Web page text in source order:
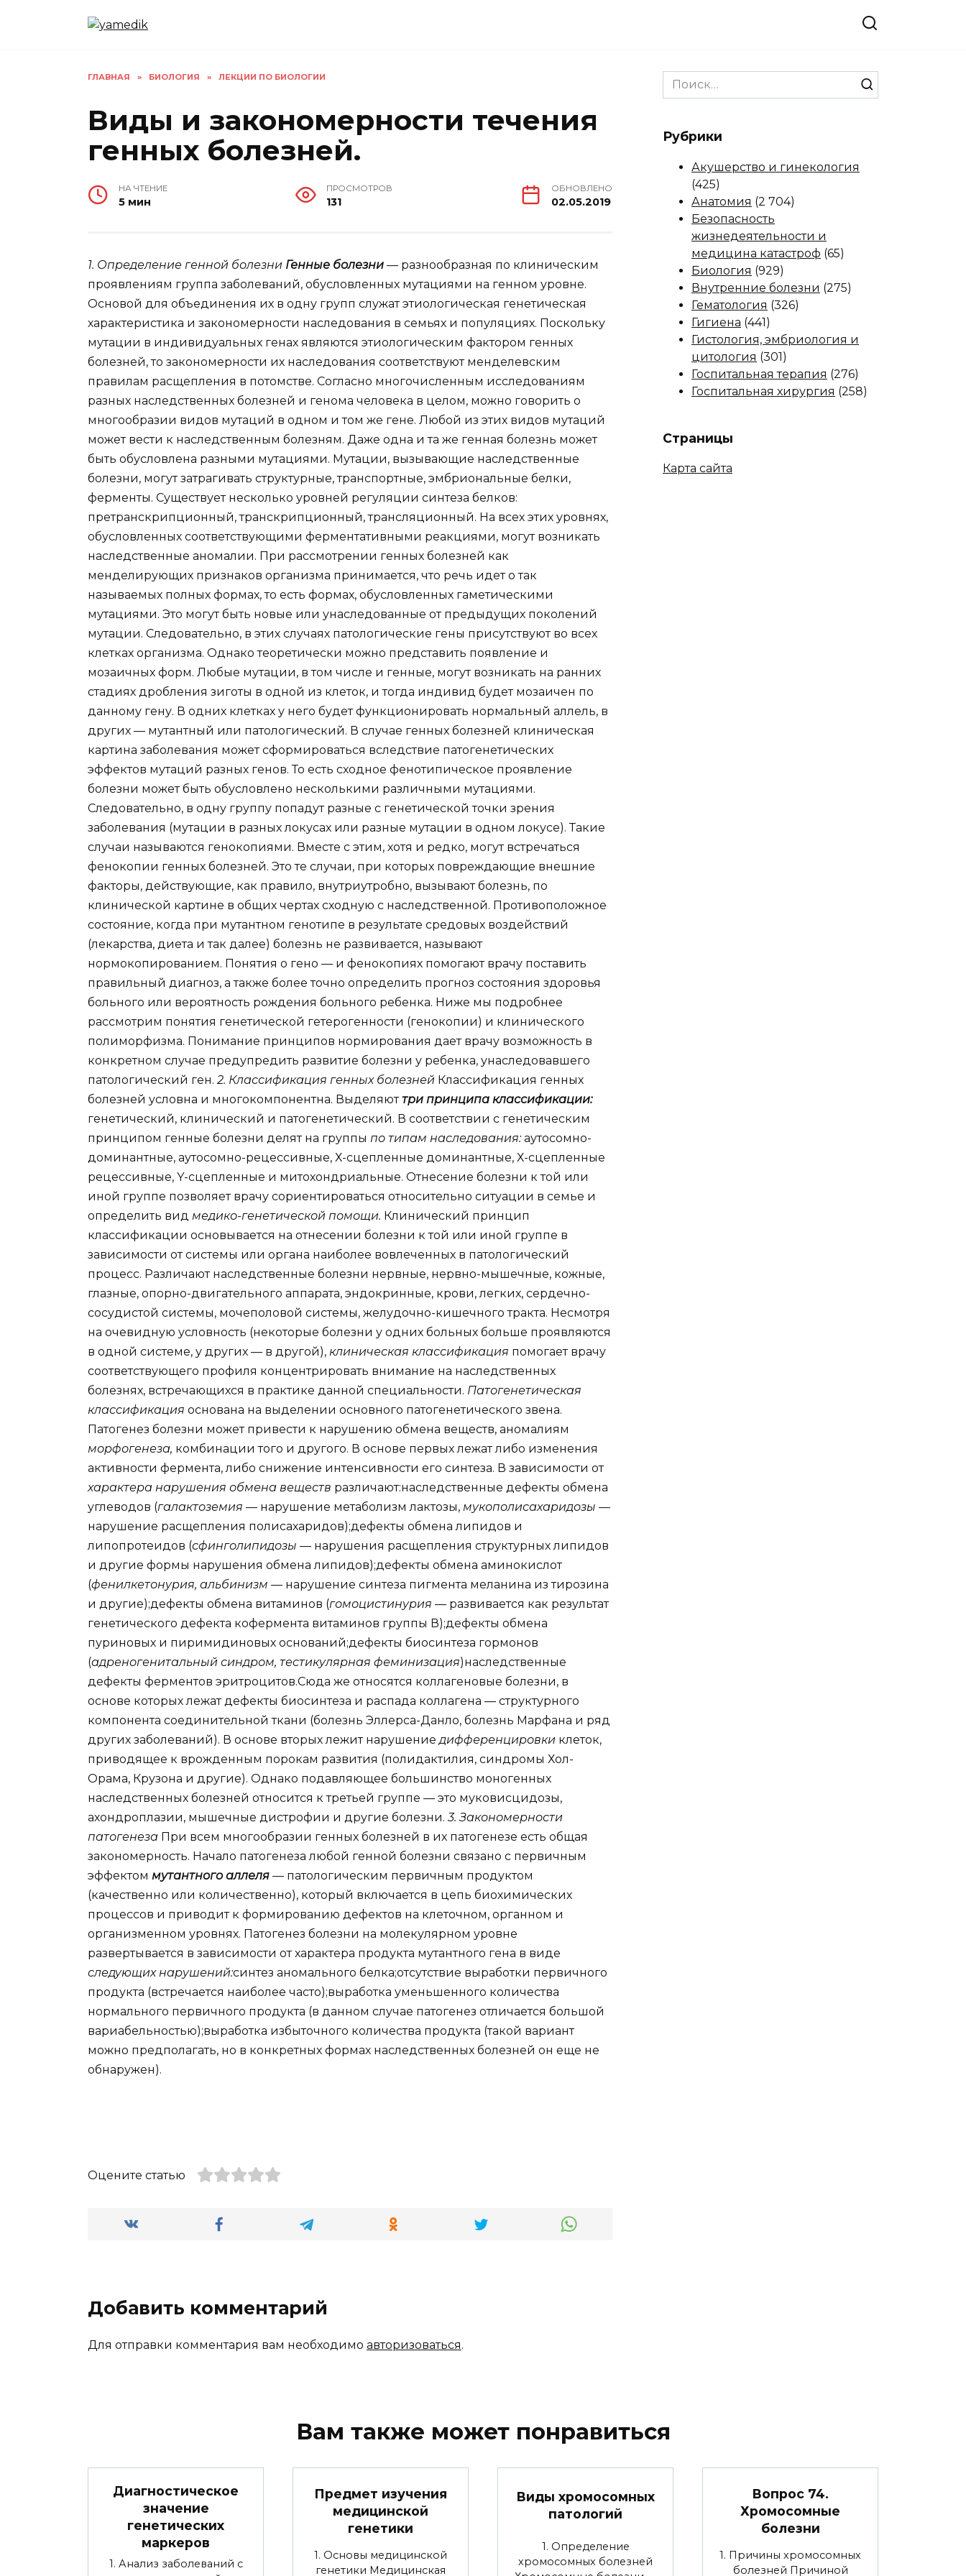
ГЛАВНАЯ » БИОЛОГИЯ » ЛЕКЦИИ ПО БИОЛОГИИ
Виды и закономерности течения
генных болезней.
НА ЧТЕНИЕ
5 мин
ПРОСМОТРОВ
131
ОБНОВЛЕНО
02.05.2019
1. Определение генной болезни Генные болезни — разнообразная по клиническим
проявлениям группа заболеваний, обусловленных мутациями на генном уровне.
Основой для объединения их в одну групп служат этиологическая генетическая
характеристика и закономерности наследования в семьях и популяциях. Поскольку
мутации в индивидуальных генах являются этиологическим фактором генных
болезней, то закономерности их наследования соответствуют менделевским
правилам расщепления в потомстве. Согласно многочисленным исследованиям
разных наследственных болезней и генома человека в целом, можно говорить о
многообразии видов мутаций в одном и том же гене. Любой из этих видов мутаций
может вести к наследственным болезням. Даже одна и та же генная болезнь может
быть обусловлена разными мутациями. Мутации, вызывающие наследственные
болезни, могут затрагивать структурные, транспортные, эмбриональные белки,
ферменты. Существует несколько уровней регуляции синтеза белков:
претранскрипционный, транскрипционный, трансляционный. На всех этих уровнях,
обусловленных соответствующими ферментативными реакциями, могут возникать
наследственные аномалии. При рассмотрении генных болезней как
менделирующих признаков организма принимается, что речь идет о так
называемых полных формах, то есть формах, обусловленных гаметическими
мутациями. Это могут быть новые или унаследованные от предыдущих поколений
мутации. Следовательно, в этих случаях патологические гены присутствуют во всех
клетках организма. Однако теоретически можно представить появление и
мозаичных форм. Любые мутации, в том числе и генные, могут возникать на ранних
стадиях дробления зиготы в одной из клеток, и тогда индивид будет мозаичен по
данному гену. В одних клетках у него будет функционировать нормальный аллель, в
других — мутантный или патологический. В случае генных болезней клиническая
картина заболевания может сформироваться вследствие патогенетических
эффектов мутаций разных генов. То есть сходное фенотипическое проявление
болезни может быть обусловлено несколькими различными мутациями.
Следовательно, в одну группу попадут разные с генетической точки зрения
заболевания (мутации в разных локусах или разные мутации в одном локусе). Такие
случаи называются генокопиями. Вместе с этим, хотя и редко, могут встречаться
фенокопии генных болезней. Это те случаи, при которых повреждающие внешние
факторы, действующие, как правило, внутриутробно, вызывают болезнь, по
клинической картине в общих чертах сходную с наследственной. Противоположное
состояние, когда при мутантном генотипе в результате средовых воздействий
(лекарства, диета и так далее) болезнь не развивается, называют
нормокопированием. Понятия о гено — и фенокопиях помогают врачу поставить
правильный диагноз, а также более точно определить прогноз состояния здоровья
больного или вероятность рождения больного ребенка. Ниже мы подробнее
рассмотрим понятия генетической гетерогенности (генокопии) и клинического
полиморфизма. Понимание принципов нормирования дает врачу возможность в
конкретном случае предупредить развитие болезни у ребенка, унаследовавшего
патологический ген.2. Классификация генных болезней Классификация генных
болезней условна и многокомпонентна. Выделяюттри принципа классификации:
генетический, клинический и патогенетический. В соответствии с генетическим
принципом генные болезни делят на группы по типам наследования:аутосомно-
доминантные, аутосомно-рецессивные, Х-сцепленные доминантные, Х-сцепленные
рецессивные, Y-сцепленные и митохондриальные. Отнесение болезни к той или
иной группе позволяет врачу сориентироваться относительно ситуации в семье и
определить вид медико-генетической помощи. Клинический принцип
классификации основывается на отнесении болезни к той или иной группе в
зависимости от системы или органа наиболее вовлеченных в патологический
процесс. Различают наследственные болезни нервные, нервно-мышечные, кожные,
глазные, опорно-двигательного аппарата, эндокринные, крови, легких, сердечно-
сосудистой системы, мочеполовой системы, желудочно-кишечного тракта. Несмотря
на очевидную условность (некоторые болезни у одних больных больше проявляются
в одной системе, у других — в другой), клиническая классификация помогает врачу
соответствующего профиля концентрировать внимание на наследственных
болезнях, встречающихся в практике данной специальности. Патогенетическая
классификация основана на выделении основного патогенетического звена.
Патогенез болезни может привести к нарушению обмена веществ, аномалиям
морфогенеза, комбинации того и другого. В основе первых лежат либо изменения
активности фермента, либо снижение интенсивности его синтеза. В зависимости от
характера нарушения обмена веществ различают:наследственные дефекты обмена
углеводов (галактоземия — нарушение метаболизм лактозы, мукополисахаридозы —
нарушение расщепления полисахаридов);дефекты обмена липидов и
липопротеидов (сфинголипидозы — нарушения расщепления структурных липидов
и другие формы нарушения обмена липидов);дефекты обмена аминокислот
(фенилкетонурия, альбинизм — нарушение синтеза пигмента меланина из тирозина
и другие);дефекты обмена витаминов (гомоцистинурия — развивается как результат
генетического дефекта кофермента витаминов группы В);дефекты обмена
пуриновых и пиримидиновых оснований;дефекты биосинтеза гормонов
(адреногенитальный синдром, тестикулярная феминизация)наследственные
дефекты ферментов эритроцитов.Сюда же относятся коллагеновые болезни, в
основе которых лежат дефекты биосинтеза и распада коллагена — структурного
компонента соединительной ткани (болезнь Эллерса-Данло, болезнь Марфана и ряд
других заболеваний). В основе вторых лежит нарушениедифференцировки клеток,
приводящее к врожденным порокам развития (полидактилия, синдромы Хол-
Орама, Крузона и другие). Однако подавляющее большинство моногенных
наследственных болезней относится к третьей группе — это муковисцидозы,
ахондроплазии, мышечные дистрофии и другие болезни.3. Закономерности
патогенеза При всем многообразии генных болезней в их патогенезе есть общая
закономерность. Начало патогенеза любой генной болезни связано с первичным
эффектом мутантного аллеля — патологическим первичным продуктом
(качественно или количественно), который включается в цепь биохимических
процессов и приводит к формированию дефектов на клеточном, органном и
организменном уровнях. Патогенез болезни на молекулярном уровне
развертывается в зависимости от характера продукта мутантного гена в виде
следующих нарушений:синтез аномального белка;отсутствие выработки первичного
продукта (встречается наиболее часто);выработка уменьшенного количества
нормального первичного продукта (в данном случае патогенез отличается большой
вариабельностью);выработка избыточного количества продукта (такой вариант
можно предполагать, но в конкретных формах наследственных болезней он еще не
обнаружен).
Оцените статью
Добавить комментарий
Для отправки комментария вам необходимо авторизоваться.
Search
for:
Рубрики
Акушерство и гинекология
(425)
Анатомия (2 704)
Безопасность
жизнедеятельности и
медицина катастроф (65)
Биология (929)
Внутренние болезни (275)
Гематология (326)
Гигиена (441)
Гистология, эмбриология и
цитология (301)
Госпитальная терапия (276)
Госпитальная хирургия (258)
Страницы
Карта сайта
Вам также может понравиться
Диагностическое
значение
генетических
маркеров
1. Анализ заболеваний с
Предмет изучения
медицинской
генетики
1. Основы медицинской
генетики Медицинская
Виды хромосомных
патологий
1. Определение
хромосомных болезней
Вопрос 74.
Хромосомные
болезни
1. Причины хромосомных
болезней Причиной